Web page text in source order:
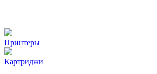
Принтеры
Картриджи